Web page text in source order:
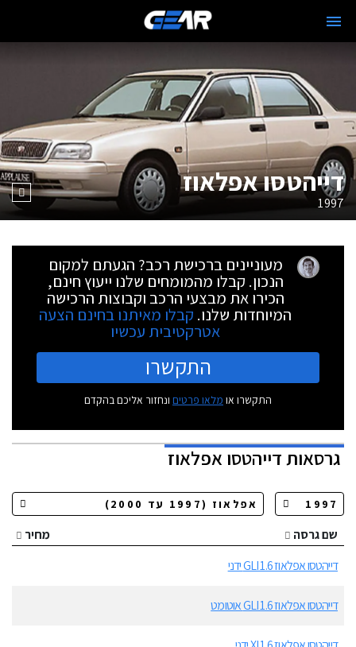
דייהטסו אפלאוז
1997
מעוניינים ברכישת רכב? הגעתם למקום
הנכון. קבלו מהמומחים שלנו ייעוץ חינם,
הכירו את מבצעי הרכב וקבוצות הרכישה
המיוחדות שלנו. קבלו מאיתנו בחינם הצעה
אטרקטיבית עכשיו
התקשרו
התקשרו או מלאו פרטים ונחזור אליכם בהקדם
גרסאותדייהטסו אפלאוז
שם גרסה
מחיר
דייהטסו אפלאוז GLI 1.6 ידני
דייהטסו אפלאוז GLI 1.6 אוטומט